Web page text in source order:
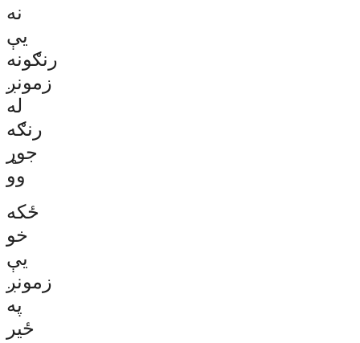
نه
يې
رنګونه
زمونږ
له
رنګه
جوړ
وو
ځکه
خو
یې
زمونږ
په
ځیر